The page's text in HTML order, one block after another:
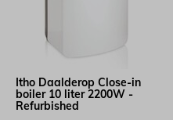
Itho Daalderop Close-in
boiler 10 liter 2200W -
Refurbished